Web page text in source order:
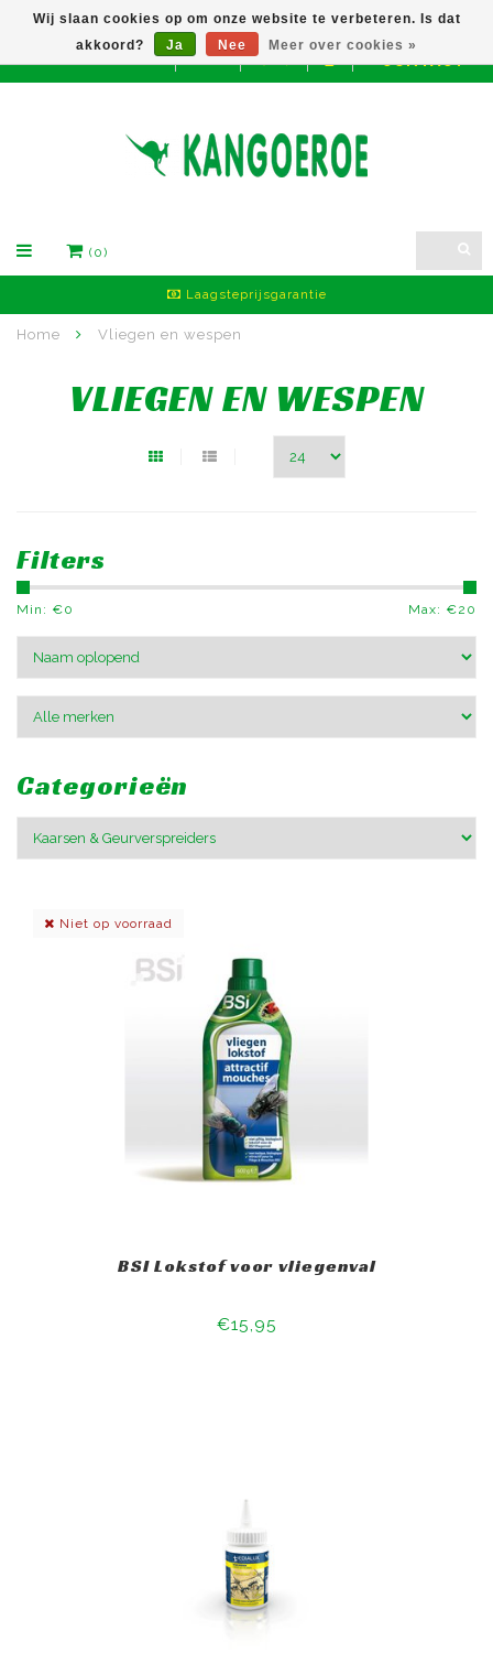
EUR CONTACT
(0)
Laagsteprijsgarantie
Home Vliegen en wespen
VLIEGEN EN WESPEN
Filters
Min: €0 Max: €20
Categorieën
Niet op voorraad
BSI Lokstof voor vliegenval
€15,95
Wij slaan cookies op om onze website te verbeteren. Is dat
akkoord?
Ja Nee Meer over cookies »